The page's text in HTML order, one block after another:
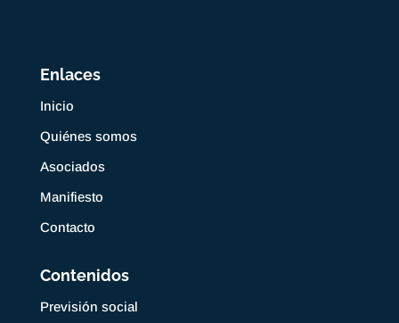
Enlaces
Inicio
Quiénes somos
Asociados
Manifiesto
Contacto
Contenidos
Previsión social